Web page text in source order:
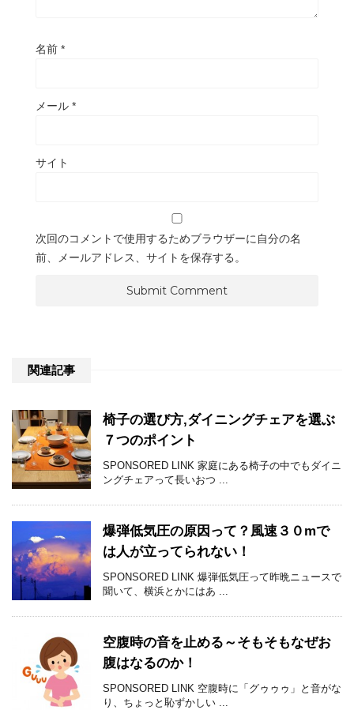
名前 *
メール *
サイト
次回のコメントで使用するためブラウザーに自分の名
前、メールアドレス、サイトを保存する。
関連記事
椅子の選び方,ダイニングチェアを選ぶ
７つのポイント
SPONSORED LINK 家庭にある椅子の中でもダイニ
ングチェアって長いおつ ...
爆弾低気圧の原因って？風速３０mで
は人が立ってられない！
SPONSORED LINK 爆弾低気圧って昨晩ニュースで
聞いて、横浜とかにはあ ...
空腹時の音を止める～そもそもなぜお
腹はなるのか！
SPONSORED LINK 空腹時に「グゥゥゥ」と音がな
り、ちょっと恥ずかしい ...